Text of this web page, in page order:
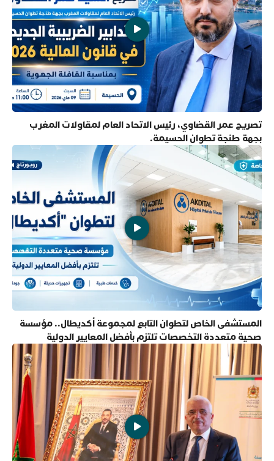
تصريح عمر القضاوي، رئيس الاتحاد العام لمقاولات المغرب
بجهة طنجة تطوان الحسيمة.
المستشفى الخاص لتطوان التابع لمجموعة أكديطال.. مؤسسة
صحية متعددة التخصصات تلتزم بأفضل المعايير الدولية